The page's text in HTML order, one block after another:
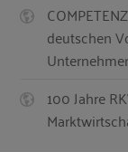
deutschen
100 Jahre